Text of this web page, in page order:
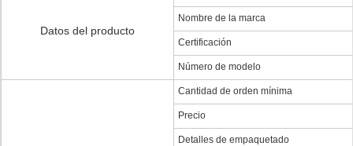
Datos del producto
Nombre de la marca
Certificación
Número de modelo
Cantidad de orden mínima
Precio
Detalles de empaquetado